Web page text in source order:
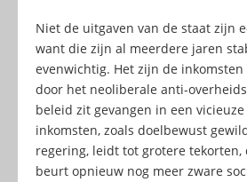
Niet de uitgaven van de staat zijn
want die zijn al meerdere jaren
evenwichtig. Het zijn de
door het neoliberale anti-
beleid zit gevangen in een
inkomsten, zoals doelbewust
regering, leidt tot grotere tekorten,
beurt opnieuw nog meer zware